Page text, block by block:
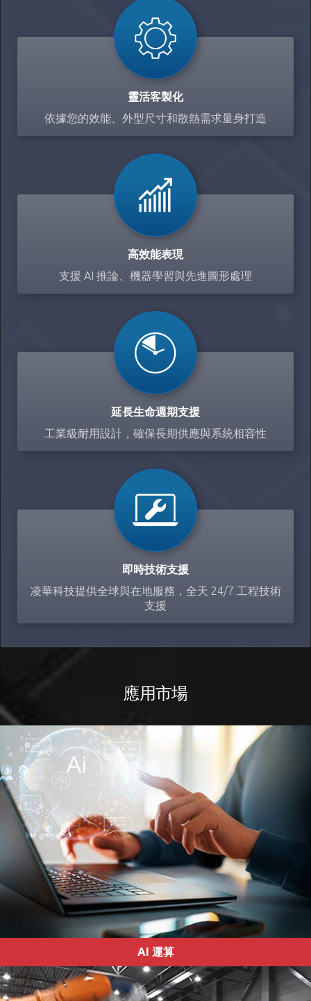
靈活客製化
依據您的效能、外型尺寸和散熱需求量身打造
高效能表現
支援 AI 推論、機器學習與先進圖形處理
延長生命週期支援
工業級耐用設計，確保長期供應與系統相容性
即時技術支援
凌華科技提供全球與在地服務，全天 24/7 工程技術
支援
應用市場
AI 運算